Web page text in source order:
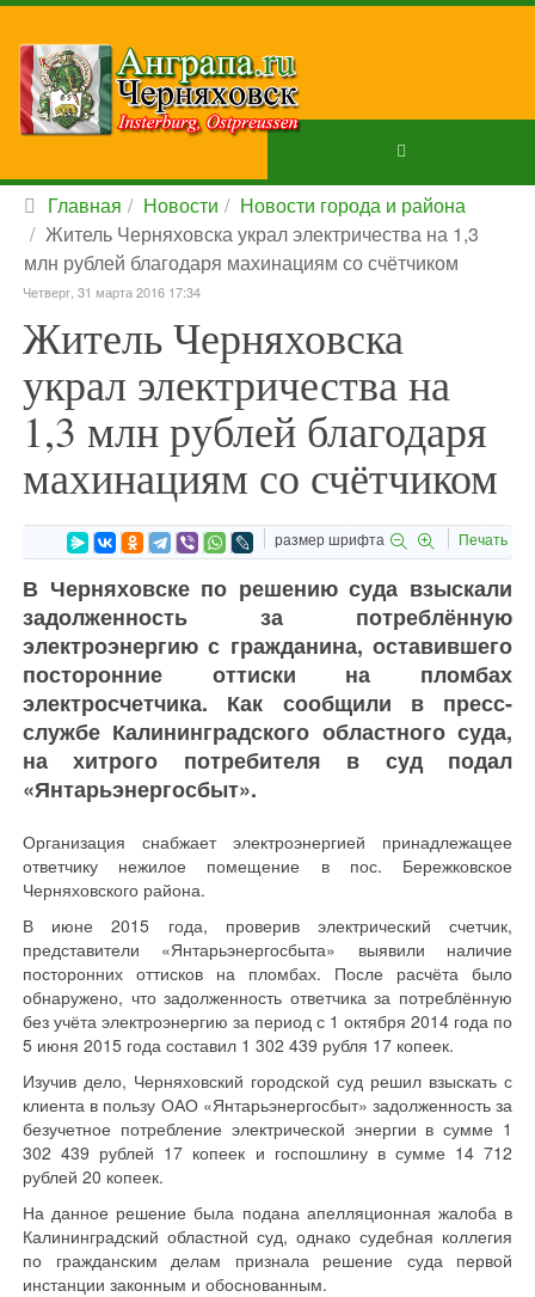
Главная Новости
Новости города и района
Житель Черняховска украл электричества на 1,3
млн рублей благодаря махинациям со счётчиком
Четверг, 31 марта 2016 17:34
Житель Черняховска
украл электричества на
1,3 млн рублей благодаря
махинациям со счётчиком
размер шрифта Печать
В Черняховске по решению суда взыскали
задолженность за потреблённую
электроэнергию с гражданина, оставившего
посторонние оттиски на пломбах
электросчетчика. Как сообщили в пресс-
службе Калининградского областного суда,
на хитрого потребителя в суд подал
«Янтарьэнергосбыт».
Организация снабжает электроэнергией принадлежащее
ответчику нежилое помещение в пос. Бережковское
Черняховского района.
В июне 2015 года, проверив электрический счетчик,
представители «Янтарьэнергосбыта» выявили наличие
посторонних оттисков на пломбах. После расчёта было
обнаружено, что задолженность ответчика за потреблённую
без учёта электроэнергию за период с 1 октября 2014 года по
5 июня 2015 года составил 1 302 439 рубля 17 копеек.
Изучив дело, Черняховский городской суд решил взыскать с
клиента в пользу ОАО «Янтарьэнергосбыт» задолженность за
безучетное потребление электрической энергии в сумме 1
302 439 рублей 17 копеек и госпошлину в сумме 14 712
рублей 20 копеек.
На данное решение была подана апелляционная жалоба в
Калининградский областной суд, однако судебная коллегия
по гражданским делам признала решение суда первой
инстанции законным и обоснованным.